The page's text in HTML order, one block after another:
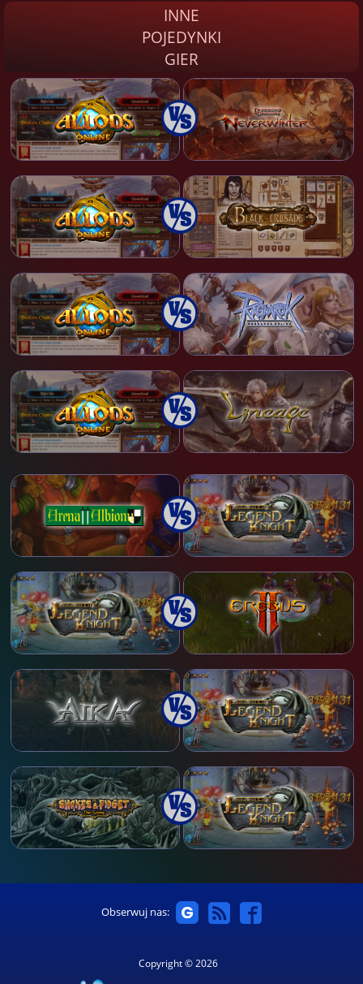
INNE
POJEDYNKI
GIER
Obserwuj nas:
Copyright © 2026